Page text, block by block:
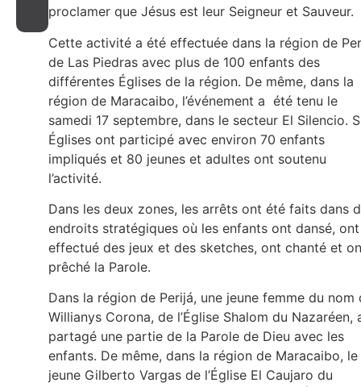
proclamer que Jésus est leur Seigneur et Sauveur.
Cette activité a été effectuée dans la région de
de Las Piedras avec plus de 100 enfants des
différentes Églises de la région. De même, dans la
région de Maracaibo, l’événement a été tenu le
samedi 17 septembre, dans le secteur El Silencio.
Églises ont participé avec environ 70 enfants
impliqués et 80 jeunes et adultes ont soutenu
l’activité.
Dans les deux zones, les arrêts ont été faits dans
endroits stratégiques où les enfants ont dansé, ont
effectué des jeux et des sketches, ont chanté et
prêché la Parole.
Dans la région de Perijá, une jeune femme du nom
Willianys Corona, de l’Église Shalom du Nazaréen,
partagé une partie de la Parole de Dieu avec les
enfants. De même, dans la région de Maracaibo, le
jeune Gilberto Vargas de l’Église El Caujaro du